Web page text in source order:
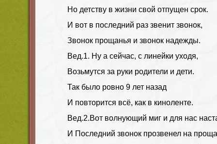
Но детству в жизни свой отпущен срок.
И вот в последний раз звенит звонок,
Звонок прощанья и звонок надежды.
Вед.1. Ну а сейчас, с линейки уходя,
Возьмутся за руки родители и дети.
Так было ровно 9 лет назад
И повторится всё, как в киноленте.
Вед.2.Вот волнующий миг и для нас
И Последний звонок прозвенел на